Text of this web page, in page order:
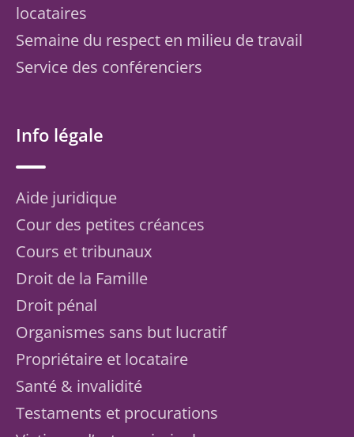
locataires
Semaine du respect en milieu de travail
Service des conférenciers
Info légale
Aide juridique
Cour des petites créances
Cours et tribunaux
Droit de la Famille
Droit pénal
Organismes sans but lucratif
Propriétaire et locataire
Santé & invalidité
Testaments et procurations